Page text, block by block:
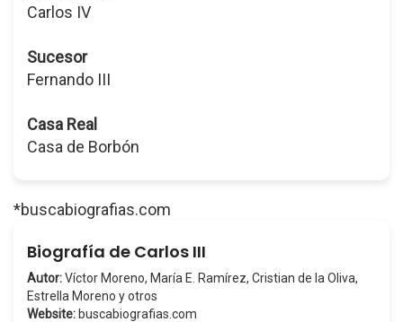
Carlos IV
Sucesor
Fernando III
Casa Real
Casa de Borbón
*buscabiografias.com
Biografía de Carlos III
Autor:Víctor Moreno, María E. Ramírez, Cristian de la Oliva,
Estrella Moreno y otros
Website: buscabiografias.com